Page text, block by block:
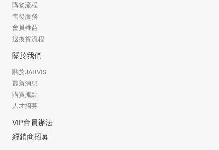
購物流程
售後服務
會員權益
退換貨流程
關於我們
關於JARVIS
最新消息
購買據點
人才招募
VIP會員辦法
經銷商招募